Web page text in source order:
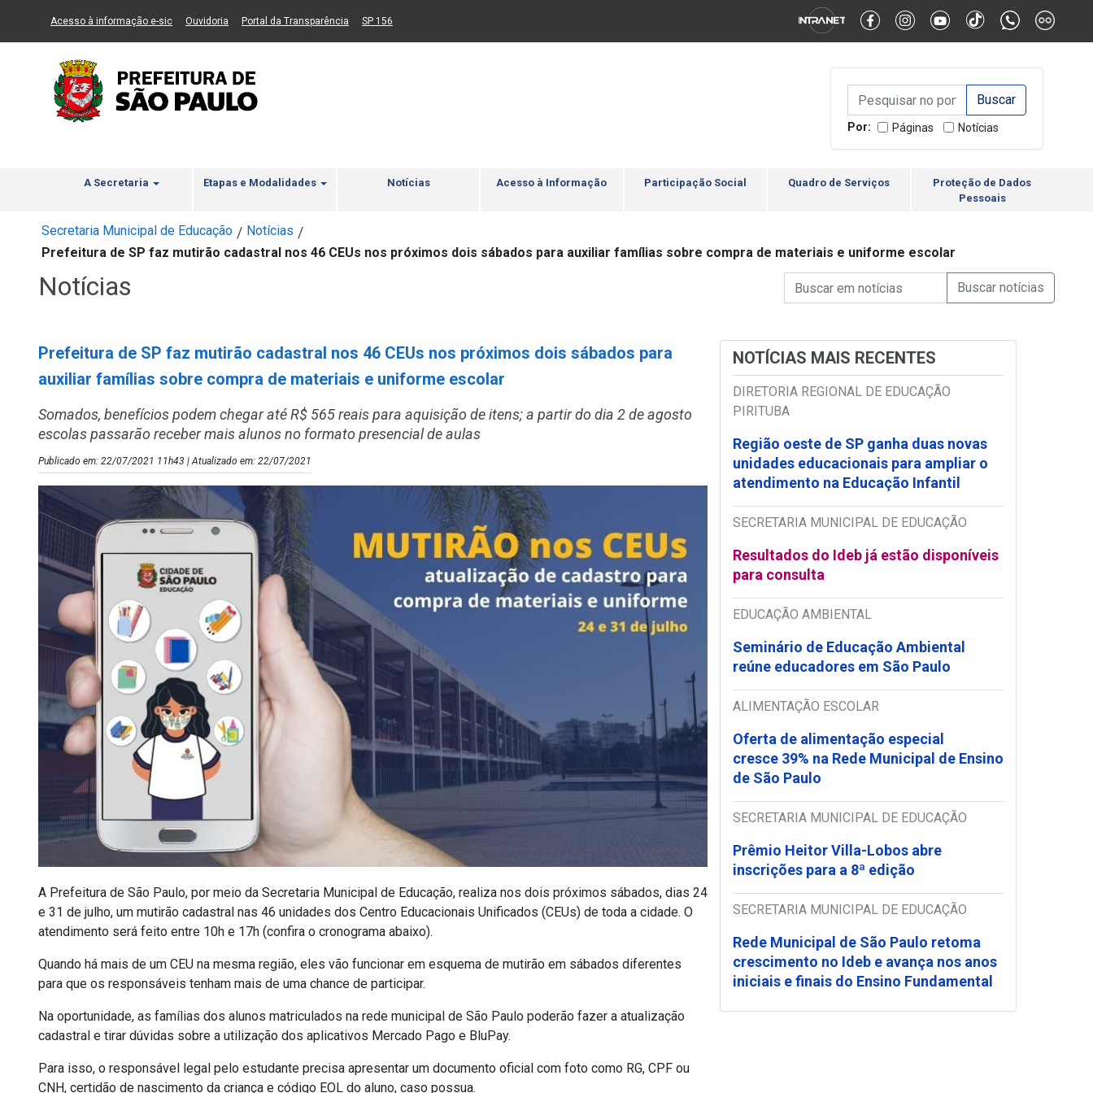
Ir ao Conteúdo Ir para menu principal 2 Ir para busca Ir para rodapé Alternar Alto Contraste Alternar Tamanho da Fonte
Acesso à informação e-sic(Link para um novo sítio)
Ouvidoria (Link para um novo sítio)
Portal da Transparência (Link para um novo sítio)
SP 156
Campo de Busca de
Campo de Busca de informaçõesEnviar a Busca
Por: Páginas Notícias
A Secretaria Etapas e Modalidades Notícias Acesso à Informação Participação Social Quadro de Serviços
Proteção de Dados
Pessoais
Secretaria Municipal de Educação / Notícias /
Prefeitura de SP faz mutirão cadastral nos 46 CEUs nos próximos dois sábados para auxiliar famílias sobre compra de materiais e uniforme escolar
Notícias Campo de Busca de Notícias
Campo de Busca de informaçõesEnviar a Busca de
Prefeitura de SP faz mutirão cadastral nos 46 CEUs nos próximos dois sábados para
auxiliar famílias sobre compra de materiais e uniforme escolar
Somados, benefícios podem chegar até R$ 565 reais para aquisição de itens; a partir do dia 2 de agosto
escolas passarão receber mais alunos no formato presencial de aulas
Publicado em: 22/07/2021 11h43 | Atualizado em: 22/07/2021
A Prefeitura de São Paulo, por meio da Secretaria Municipal de Educação, realiza nos dois próximos sábados, dias 24
e 31 de julho, um mutirão cadastral nas 46 unidades dos Centro Educacionais Unificados (CEUs) de toda a cidade. O
atendimento será feito entre 10h e 17h (confira o cronograma abaixo).
Quando há mais de um CEU na mesma região, eles vão funcionar em esquema de mutirão em sábados diferentes
para que os responsáveis tenham mais de uma chance de participar.
Na oportunidade, as famílias dos alunos matriculados na rede municipal de São Paulo poderão fazer a atualização
cadastral e tirar dúvidas sobre a utilização dos aplicativos Mercado Pago e BluPay.
Para isso, o responsável legal pelo estudante precisa apresentar um documento oficial com foto como RG, CPF ou
CNH, certidão de nascimento da criança e código EOL do aluno, caso possua.
NOTÍCIAS MAIS RECENTES
DIRETORIA REGIONAL DE EDUCAÇÃO
PIRITUBA
Região oeste de SP ganha duas novas
unidades educacionais para ampliar o
atendimento na Educação Infantil
SECRETARIA MUNICIPAL DE EDUCAÇÃO
Resultados do Ideb já estão disponíveis
para consulta
EDUCAÇÃO AMBIENTAL
Seminário de Educação Ambiental
reúne educadores em São Paulo
ALIMENTAÇÃO ESCOLAR
Oferta de alimentação especial
cresce 39% na Rede Municipal de Ensino
de São Paulo
SECRETARIA MUNICIPAL DE EDUCAÇÃO
Prêmio Heitor Villa-Lobos abre
inscrições para a 8ª edição
SECRETARIA MUNICIPAL DE EDUCAÇÃO
Rede Municipal de São Paulo retoma
crescimento no Ideb e avança nos anos
iniciais e finais do Ensino Fundamental